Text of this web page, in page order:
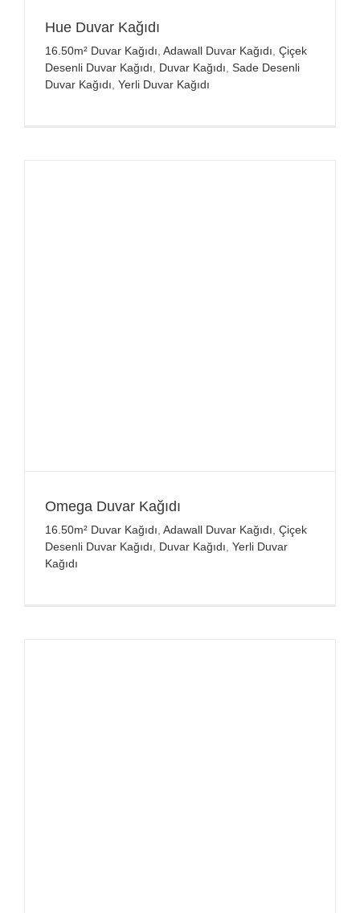
Hue Duvar Kağıdı
16.50m² Duvar Kağıdı, Adawall Duvar Kağıdı, Çiçek
Desenli Duvar Kağıdı, Duvar Kağıdı, Sade Desenli
Duvar Kağıdı, Yerli Duvar Kağıdı
Omega Duvar Kağıdı
16.50m² Duvar Kağıdı, Adawall Duvar Kağıdı, Çiçek
Desenli Duvar Kağıdı, Duvar Kağıdı, Yerli Duvar
Kağıdı